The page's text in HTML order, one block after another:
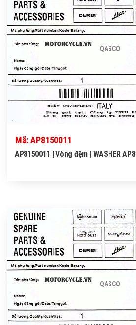
QASCO
Mã: AP8150011
AP8150011 | Vòng đệm | WASHER
QASCO